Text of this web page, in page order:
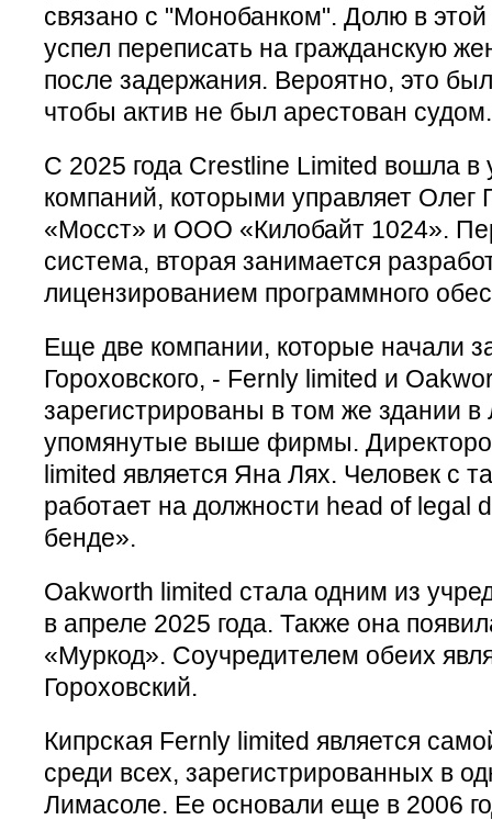
связано с "Монобанком". Долю в
успел переписать на гражданскую
после задержания. Вероятно, это
чтобы актив не был арестован судом.
С 2025 года Crestline Limited вошла в
компаний, которыми управляет
«Мосст» и ООО «Килобайт 1024».
система, вторая занимается
лицензированием программного
Еще две компании, которые начали
Гороховского, - Fernly limited и
зарегистрированы в том же здании
упомянутые выше фирмы.
limited является Яна Лях. Человек с
работает на должности head of legal
бенде».
Oakworth limited стала одним из
в апреле 2025 года. Также она
«Муркод». Соучредителем обеих
Гороховский.
Кипрская Fernly limited является
среди всех, зарегистрированных в
Лимасоле. Ее основали еще в 2006